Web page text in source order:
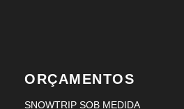
ORÇAMENTOS
SNOWTRIP SOB MEDIDA